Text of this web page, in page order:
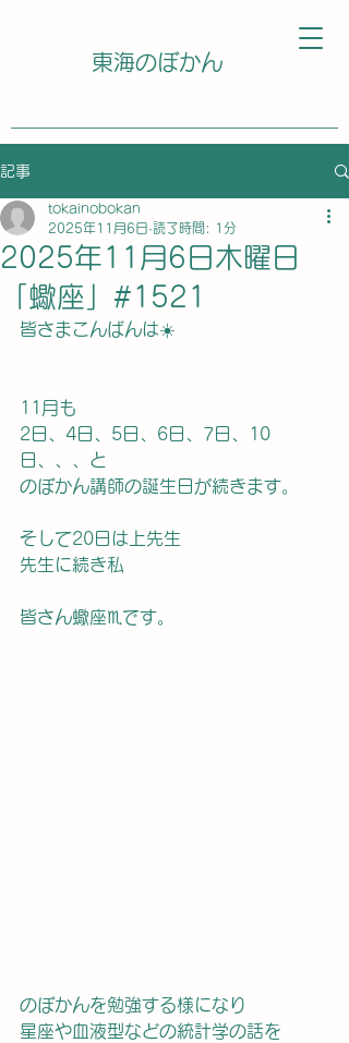
東海のぼかん
記事
2025年11月6日木曜日
「蠍座」#1521
tokainobokan
2025年11月6日 読了時間: 1分
皆さまこんばんは☀️
11月も
2日、4日、5日、6日、7日、10
日、、、と
のぼかん講師の誕生日が続きます。
そして20日は上先生
先生に続き私
皆さん蠍座♏️です。
のぼかんを勉強する様になり
星座や血液型などの統計学の話を